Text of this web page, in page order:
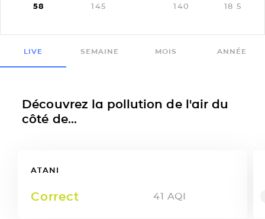
58 145 140 18 5
LIVE SEMAINE MOIS ANNÉE
Découvrez la pollution de l'air du
côté de...
ATANI
Correct 41 AQI